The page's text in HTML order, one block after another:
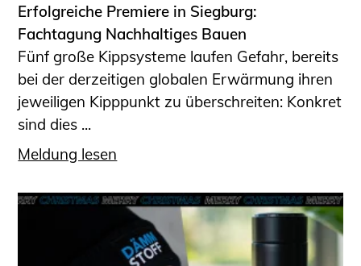
Erfolgreiche Premiere in Siegburg:
Fachtagung Nachhaltiges Bauen
Fünf große Kippsysteme laufen Gefahr, bereits
bei der derzeitigen globalen Erwärmung ihren
jeweiligen Kipppunkt zu überschreiten: Konkret
sind dies ...
Meldung lesen